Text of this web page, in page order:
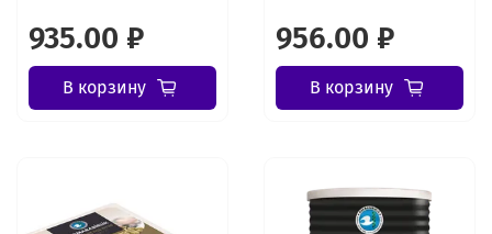
935.00 ₽
В корзину
956.00 ₽
В корзину